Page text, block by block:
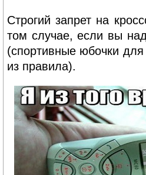
Строгий запрет на
том случае, если вы
(спортивные юбочки
из правила).